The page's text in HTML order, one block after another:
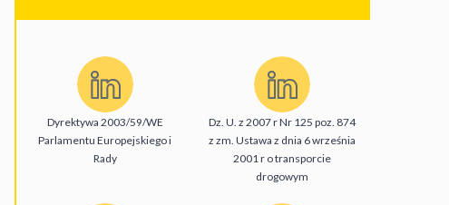
Dyrektywa 2003/59/WE
Parlamentu Europejskiego i
Rady
Dz. U. z 2007 r Nr 125 poz. 874
z zm. Ustawa z dnia 6 września
2001 r o transporcie
drogowym